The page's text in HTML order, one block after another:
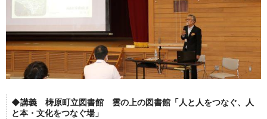
◆講義 梼原町立図書館 雲の上の図書館「人と人をつなぐ、人
と本・文化をつなぐ場」